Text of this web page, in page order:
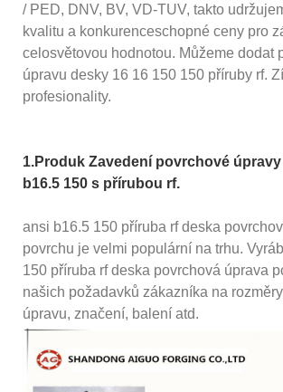
/ PED, DNV, BV, VD-TUV, takto
kvalitu a konkurenceschopné ceny pro
celosvětovou hodnotou. Můžeme dodat
úpravu desky 16 16 150 150 příruby rf.
profesionality.
1.Produk Zavedení povrchové
b16.5 150 s přírubou rf.
ansi b16.5 150 příruba rf deska
povrchu je velmi populární na trhu.
150 příruba rf deska povrchová úprava
našich požadavků zákazníka na
úpravu, značení, balení atd.